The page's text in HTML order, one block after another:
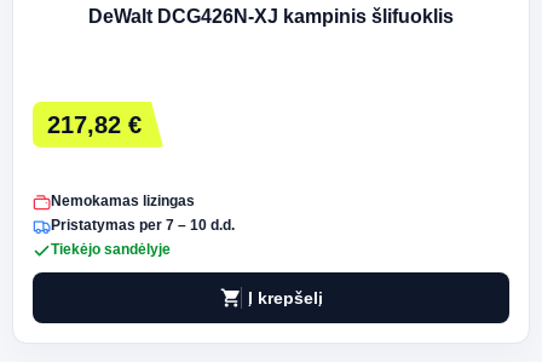
DeWalt DCG426N-XJ kampinis šlifuoklis
217,82 €
Nemokamas lizingas
Pristatymas per 7 – 10 d.d.
Tiekėjo sandėlyje
shopping_cart Į krepšelį